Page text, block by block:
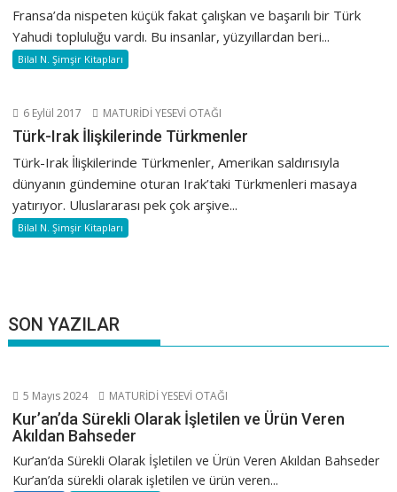
Fransa’da nispeten küçük fakat çalışkan ve başarılı bir Türk
Yahudi topluluğu vardı. Bu insanlar, yüzyıllardan beri...
Bilal N. Şimşir Kitapları
6 Eylül 2017 MATURİDİ YESEVİ OTAĞI
Türk-Irak İlişkilerinde Türkmenler
Türk-Irak İlişkilerinde Türkmenler, Amerikan saldırısıyla
dünyanın gündemine oturan Irak’taki Türkmenleri masaya
yatırıyor. Uluslararası pek çok arşive...
Bilal N. Şimşir Kitapları
SON YAZILAR
5 Mayıs 2024 MATURİDİ YESEVİ OTAĞI
Kur’an’da Sürekli Olarak İşletilen ve Ürün Veren
Akıldan Bahseder
Kur’an’da Sürekli Olarak İşletilen ve Ürün Veren Akıldan Bahseder
Kur’an’da sürekli olarak işletilen ve ürün veren...